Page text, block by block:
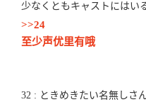
少なくともキャストにはい
>>24
至少声优里有哦
32 : ときめきたい名無しさ